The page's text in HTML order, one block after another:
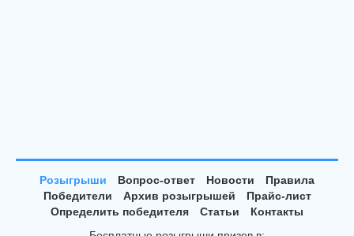
Розыгрыши Вопрос-ответ Новости
Правила
Победители
Архив розыгрышей
Прайс-лист
Определить победителя
Статьи
Контакты